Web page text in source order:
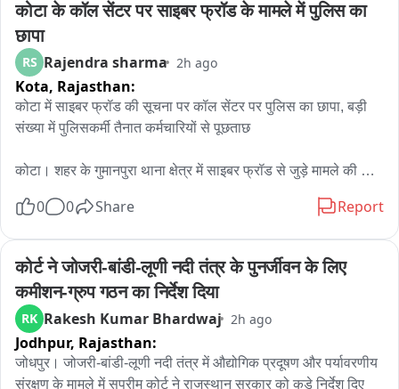
कोटा के कॉल सेंटर पर साइबर फ्रॉड के मामले में पुलिस का
छापा
RS Rajendra sharma 2h ago
Kota, Rajasthan:
कोटा में साइबर फ्रॉड की सूचना पर कॉल सेंटर पर पुलिस का छापा, बड़ी
संख्या में पुलिसकर्मी तैनात कर्मचारियों से पूछताछ
कोटा। शहर के गुमानपुरा थाना क्षेत्र में साइबर फ्रॉड से जुड़े मामले की
छापा मारा। शुक्रवार रात करीब 9 बजे हुई इस कार्रवाई के दौरान बड़ी संख्या
जानकारी के अनुसार, साइबर फ्रॉड से जुड़े मामले की जांच के तहत पुलिस
टीम ने कॉल सेंटर में मौजूद कर्मचारियों से पूछताछ शुरू की। पुलिस
अधिकारियों ने कॉल सेंटर में संचालित गतिविधियों और कर्मचारियों की
भूमिका से संबंधित जानकारी जुटाई।
बताया जा रहा है कि यह कॉल सेंटर शॉपिंग सेंटर क्षेत्र में संचालित हो रहा
0 0 Share Report
कोर्ट ने जोजरी-बांडी-लूणी नदी तंत्र के पुनर्जीवन के लिए
कमीशन-ग्रुप गठन का निर्देश दिया
RK Rakesh Kumar Bhardwaj 2h ago
Jodhpur, Rajasthan:
जोधपुर। जोजरी-बांडी-लूणी नदी तंत्र में औद्योगिक प्रदूषण और पर्यावरणीय
संरक्षण के मामले में सुप्रीम कोर्ट ने राजस्थान सरकार को कड़े निर्देश दिए